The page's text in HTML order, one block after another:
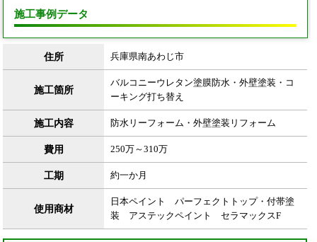
施工事例データ
住所 兵庫県南あわじ市
施工箇所
バルコニーウレタン塗膜防水・外壁塗装・コ
ーキング打ち替え
施工内容 防水リーフォーム・外壁塗装リフォーム
費用 250万～310万
工期 約一か月
使用商材
日本ペイント パーフェクトトップ・付帯塗
装 アステックペイント セラマックスF